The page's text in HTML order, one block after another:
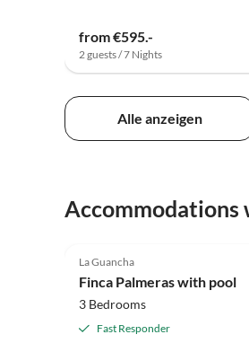
from €595.-
2 guests / 7 Nights
Alle anzeigen
Accommodations
La Guancha
Finca Palmeras with pool
3 Bedrooms
Fast Responder